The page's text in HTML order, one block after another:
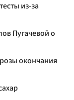
из-за
Пугачевой о
окончания